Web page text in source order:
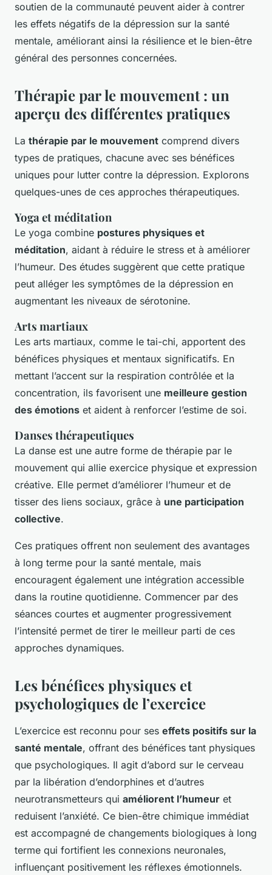
soutien de la communauté peuvent aider à contrer
les effets négatifs de la dépression sur la santé
mentale, améliorant ainsi la résilience et le bien-être
général des personnes concernées.
Thérapie par le mouvement : un
aperçu des différentes pratiques
La thérapie par le mouvement comprend divers
types de pratiques, chacune avec ses bénéfices
uniques pour lutter contre la dépression. Explorons
quelques-unes de ces approches thérapeutiques.
Yoga et méditation
Le yoga combine postures physiques et
méditation, aidant à réduire le stress et à améliorer
l’humeur. Des études suggèrent que cette pratique
peut alléger les symptômes de la dépression en
augmentant les niveaux de sérotonine.
Arts martiaux
Les arts martiaux, comme le tai-chi, apportent des
bénéfices physiques et mentaux significatifs. En
mettant l’accent sur la respiration contrôlée et la
concentration, ils favorisent une meilleure gestion
des émotions et aident à renforcer l’estime de soi.
Danses thérapeutiques
La danse est une autre forme de thérapie par le
mouvement qui allie exercice physique et expression
créative. Elle permet d’améliorer l’humeur et de
tisser des liens sociaux, grâce à une participation
collective.
Ces pratiques offrent non seulement des avantages
à long terme pour la santé mentale, mais
encouragent également une intégration accessible
dans la routine quotidienne. Commencer par des
séances courtes et augmenter progressivement
l’intensité permet de tirer le meilleur parti de ces
approches dynamiques.
Les bénéfices physiques et
psychologiques de l’exercice
L’exercice est reconnu pour ses effets positifs sur la
santé mentale, offrant des bénéfices tant physiques
que psychologiques. Il agit d’abord sur le cerveau
par la libération d’endorphines et d’autres
neurotransmetteurs qui améliorent l’humeur et
reduisent l’anxiété. Ce bien-être chimique immédiat
est accompagné de changements biologiques à long
terme qui fortifient les connexions neuronales,
influençant positivement les réflexes émotionnels.